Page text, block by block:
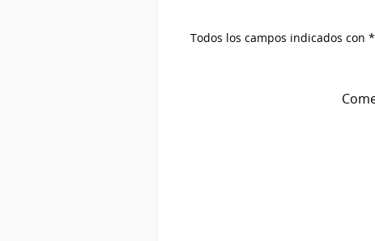
Todos los campos indicados con